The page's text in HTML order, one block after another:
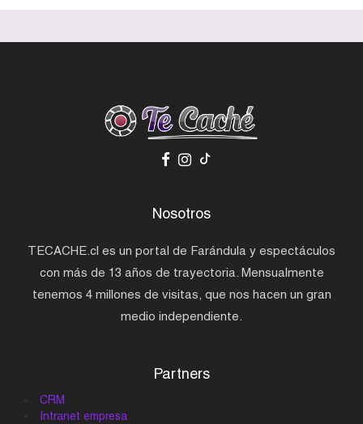
Nosotros
TECACHE.cl es un portal de Farándula y espectáculos
con más de 13 años de trayectoria. Mensualmente
tenemos 4 millones de visitas, que nos hacen un gran
medio independiente.
Partners
CRM
Intranet empresa